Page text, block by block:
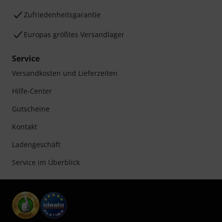
Zufriedenheitsgarantie
Europas größtes Versandlager
Service
Versandkosten und Lieferzeiten
Hilfe-Center
Gutscheine
Kontakt
Ladengeschäft
Service im Überblick